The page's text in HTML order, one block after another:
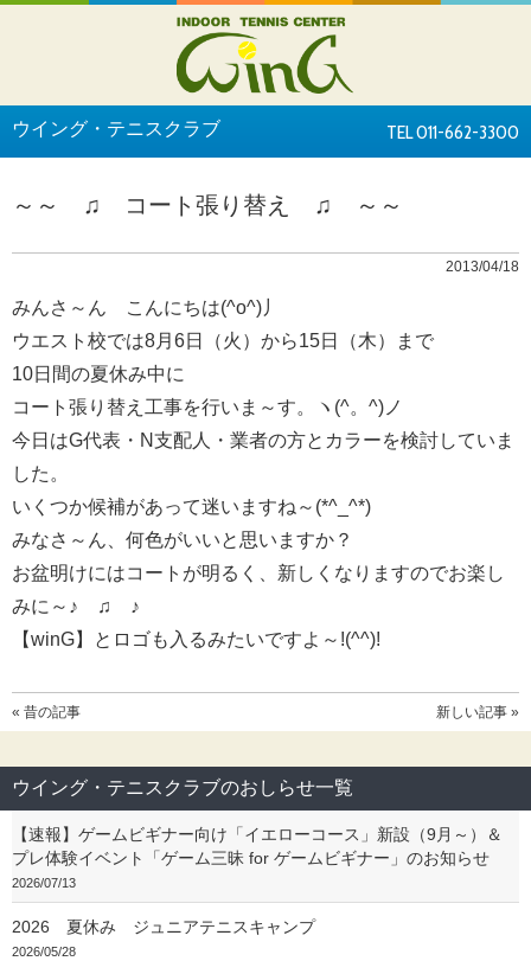
ウイング・テニスクラブ TEL 011-662-3300
～～ ♫ コート張り替え ♫ ～～
2013/04/18
みんさ～ん こんにちは(^o^)丿
ウエスト校では8月6日（火）から15日（木）まで
10日間の夏休み中に
コート張り替え工事を行いま～す。ヽ(^。^)ノ
今日はG代表・N支配人・業者の方とカラーを検討していま
した。
いくつか候補があって迷いますね～(*^_^*)
みなさ～ん、何色がいいと思いますか？
お盆明けにはコートが明るく、新しくなりますのでお楽し
みに～♪ ♫ ♪
【winG】とロゴも入るみたいですよ～!(^^)!
« 昔の記事 新しい記事 »
ウイング・テニスクラブのおしらせ一覧
【速報】ゲームビギナー向け「イエローコース」新設（9月～）＆
プレ体験イベント「ゲーム三昧 for ゲームビギナー」のお知らせ
2026/07/13
2026 夏休み ジュニアテニスキャンプ
2026/05/28